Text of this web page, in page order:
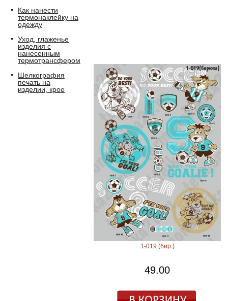
Как нанести
термонаклейку на
одежду
Уход, глаженье
изделия с
нанесенным
термотрансфером
Шелкография
печать на
изделии, крое
1-019 (бир.)
49.00